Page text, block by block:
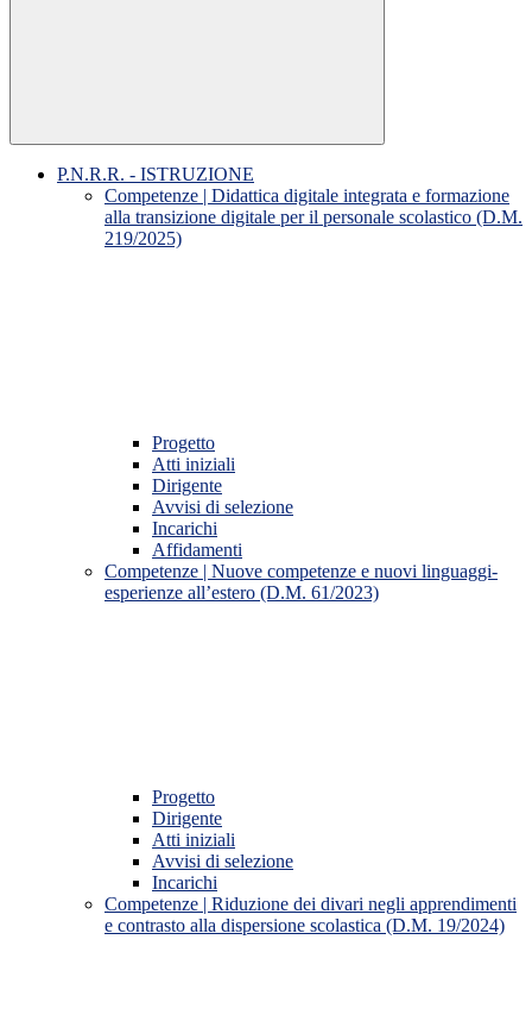
P.N.R.R. - ISTRUZIONE
Competenze | Didattica digitale integrata e formazione
alla transizione digitale per il personale scolastico (D.M.
219/2025)
Progetto
Atti iniziali
Dirigente
Avvisi di selezione
Incarichi
Affidamenti
Competenze | Nuove competenze e nuovi linguaggi-
esperienze all’estero (D.M. 61/2023)
Progetto
Dirigente
Atti iniziali
Avvisi di selezione
Incarichi
Competenze | Riduzione dei divari negli apprendimenti
e contrasto alla dispersione scolastica (D.M. 19/2024)